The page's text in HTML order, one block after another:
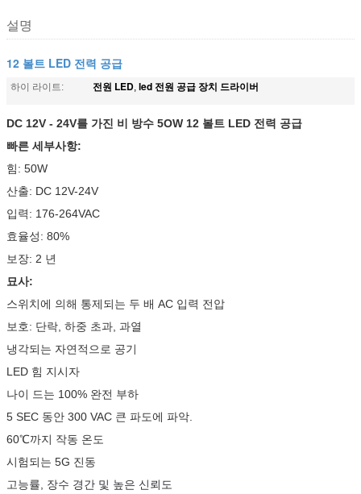
설명
12 볼트 LED 전력 공급
하이 라이트: 전원 LED, led 전원 공급 장치 드라이버
DC 12V - 24V를 가진 비 방수 5OW 12 볼트 LED 전력 공급
빠른 세부사항:
힘: 50W
산출: DC 12V-24V
입력: 176-264VAC
효율성: 80%
보장: 2 년
묘사:
스위치에 의해 통제되는 두 배 AC 입력 전압
보호: 단락, 하중 초과, 과열
냉각되는 자연적으로 공기
LED 힘 지시자
나이 드는 100% 완전 부하
5 SEC 동안 300 VAC 큰 파도에 파악.
60℃까지 작동 온도
시험되는 5G 진동
고능률, 장수 경간 및 높은 신뢰도